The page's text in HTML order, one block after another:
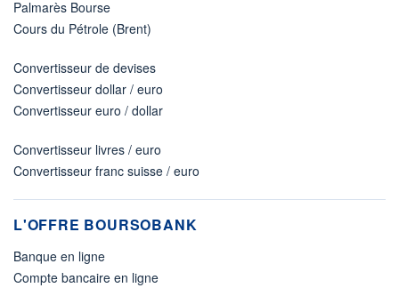
Palmarès Bourse
Cours du Pétrole (Brent)
Convertisseur de devises
Convertisseur dollar / euro
Convertisseur euro / dollar
Convertisseur livres / euro
Convertisseur franc suisse / euro
L'OFFRE BOURSOBANK
Banque en ligne
Compte bancaire en ligne